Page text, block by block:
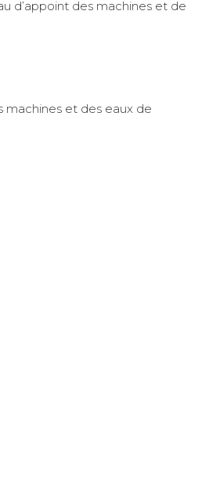
d’appoint des machines et de
machines et des eaux de